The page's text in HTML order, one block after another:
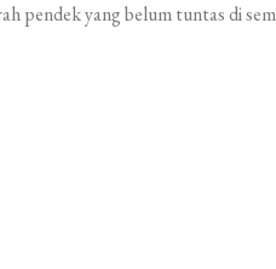
pendek yang belum tuntas di